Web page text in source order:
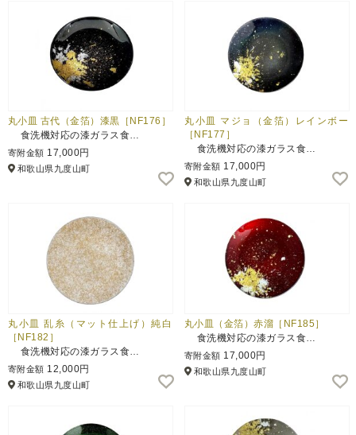
丸小皿 古代（金箔）漆黒［NF176］
食洗機対応の漆ガラス食…
寄附金額 17,000円
和歌山県九度山町
丸小皿 マジョ（金箔）レインボー
［NF177］
食洗機対応の漆ガラス食…
寄附金額 17,000円
和歌山県九度山町
丸小皿 乱糸（マット仕上げ）純白
［NF182］
食洗機対応の漆ガラス食…
寄附金額 12,000円
和歌山県九度山町
丸小皿（金箔）赤溜［NF185］
食洗機対応の漆ガラス食…
寄附金額 17,000円
和歌山県九度山町